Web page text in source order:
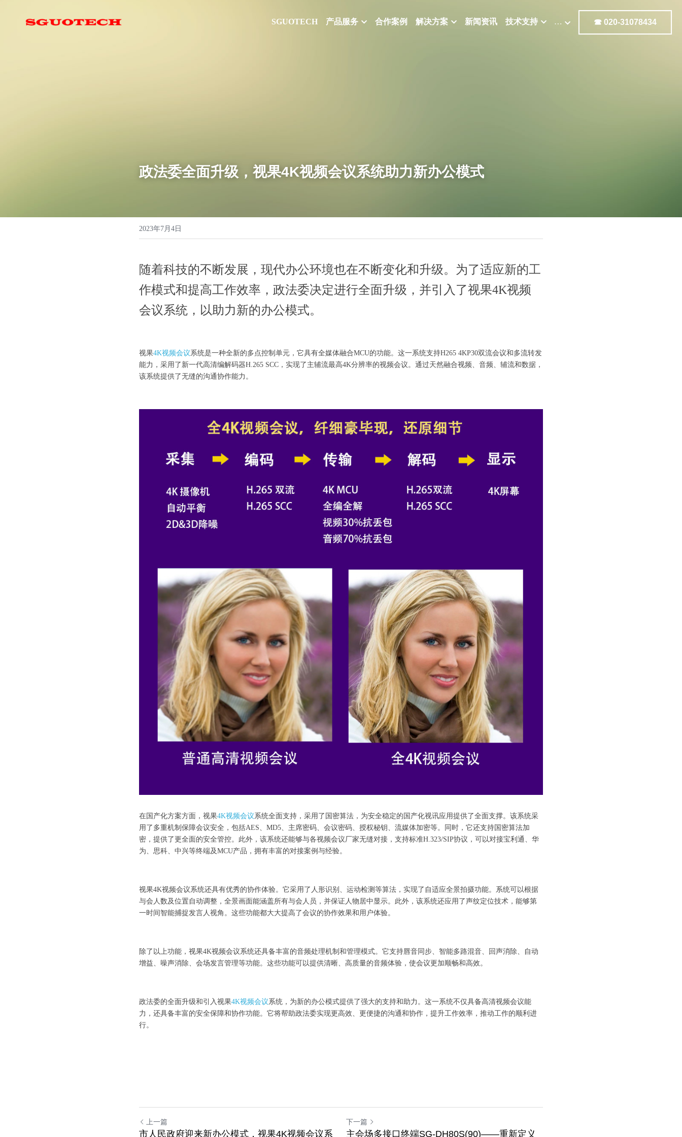
SGUOTECH 产品服务 合作案例 解决方案 新闻资讯 技术支持 … ☎ 020-31078434
政法委全面升级，视果4K视频会议系统助力新办公模式
2023年7月4日
随着科技的不断发展，现代办公环境也在不断变化和升级。为了适应新的工
作模式和提高工作效率，政法委决定进行全面升级，并引入了视果4K视频
会议系统，以助力新的办公模式。
视果4K视频会议系统是一种全新的多点控制单元，它具有全媒体融合MCU的功能。这一系统支持H265 4KP30双流会议和多流转发
能力，采用了新一代高清编解码器H.265 SCC，实现了主辅流最高4K分辨率的视频会议。通过天然融合视频、音频、辅流和数据，
该系统提供了无缝的沟通协作能力。
在国产化方案方面，视果4K视频会议系统全面支持，采用了国密算法，为安全稳定的国产化视讯应用提供了全面支撑。该系统采
用了多重机制保障会议安全，包括AES、MD5、主席密码、会议密码、授权秘钥、流媒体加密等。同时，它还支持国密算法加
密，提供了更全面的安全管控。此外，该系统还能够与各视频会议厂家无缝对接，支持标准H.323/SIP协议，可以对接宝利通、华
为、思科、中兴等终端及MCU产品，拥有丰富的对接案例与经验。
视果4K视频会议系统还具有优秀的协作体验。它采用了人形识别、运动检测等算法，实现了自适应全景拍摄功能。系统可以根据
与会人数及位置自动调整，全景画面能涵盖所有与会人员，并保证人物居中显示。此外，该系统还应用了声纹定位技术，能够第
一时间智能捕捉发言人视角。这些功能都大大提高了会议的协作效果和用户体验。
除了以上功能，视果4K视频会议系统还具备丰富的音频处理机制和管理模式。它支持唇音同步、智能多路混音、回声消除、自动
增益、噪声消除、会场发言管理等功能。这些功能可以提供清晰、高质量的音频体验，使会议更加顺畅和高效。
政法委的全面升级和引入视果4K视频会议系统，为新的办公模式提供了强大的支持和助力。这一系统不仅具备高清视频会议能
力，还具备丰富的安全保障和协作功能。它将帮助政法委实现更高效、更便捷的沟通和协作，提升工作效率，推动工作的顺利进
行。
上一篇
市人民政府迎来新办公模式，视果4K视频会议系
下一篇
主会场多接口终端SG-DH80S(90)——重新定义